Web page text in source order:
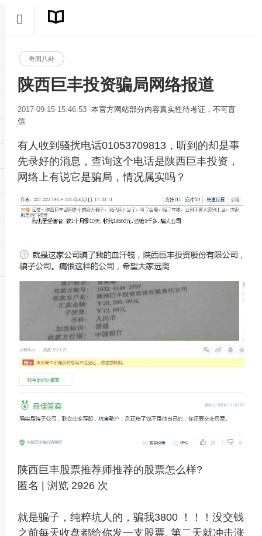
奇闻八卦
陕西巨丰投资骗局网络报道
2017-09-15 15:46:53 -本官方网站部分内容真实性待考证，不可盲
信
有人收到骚扰电话01053709813，听到的却是事
先录好的消息，查询这个电话是陕西巨丰投资，
网络上有说它是骗局，情况属实吗？
陕西巨丰股票推荐师推荐的股票怎么样?
匿名 | 浏览 2926 次
就是骗子，纯粹坑人的，骗我3800 ！！！没交钱
之前每天收盘都给你发一支股票, 第二天就冲击涨